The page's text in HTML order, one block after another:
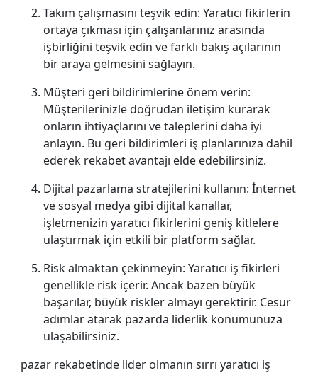
Takım çalışmasını teşvik edin: Yaratıcı fikirlerin
ortaya çıkması için çalışanlarınız arasında
işbirliğini teşvik edin ve farklı bakış açılarının
bir araya gelmesini sağlayın.
Müşteri geri bildirimlerine önem verin:
Müşterilerinizle doğrudan iletişim kurarak
onların ihtiyaçlarını ve taleplerini daha iyi
anlayın. Bu geri bildirimleri iş planlarınıza dahil
ederek rekabet avantajı elde edebilirsiniz.
Dijital pazarlama stratejilerini kullanın: İnternet
ve sosyal medya gibi dijital kanallar,
işletmenizin yaratıcı fikirlerini geniş kitlelere
ulaştırmak için etkili bir platform sağlar.
Risk almaktan çekinmeyin: Yaratıcı iş fikirleri
genellikle risk içerir. Ancak bazen büyük
başarılar, büyük riskler almayı gerektirir. Cesur
adımlar atarak pazarda liderlik konumunuza
ulaşabilirsiniz.
pazar rekabetinde lider olmanın sırrı yaratıcı iş